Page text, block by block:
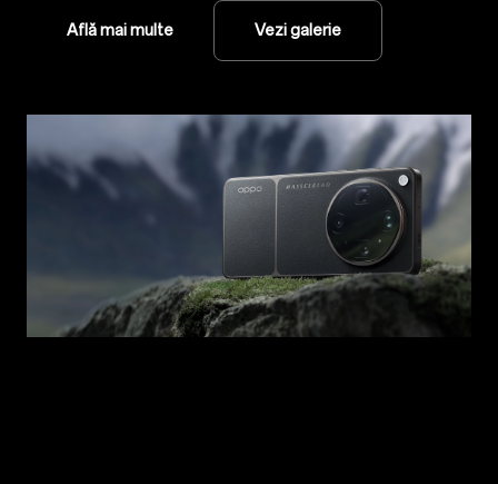
Află mai multe Vezi galerie